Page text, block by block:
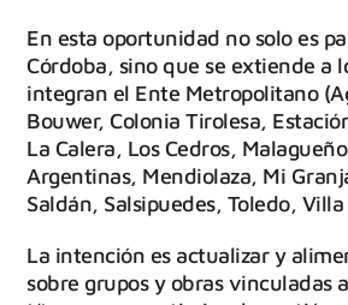
En esta oportunidad no solo es
Córdoba, sino que se extiende a
integran el Ente Metropolitano
Bouwer, Colonia Tirolesa,
La Calera, Los Cedros,
Argentinas, Mendiolaza, Mi
Saldán, Salsipuedes, Toledo,
La intención es actualizar y
sobre grupos y obras vinculadas